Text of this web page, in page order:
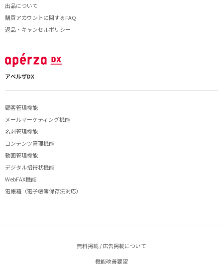
出品について
購買アカウントに関するFAQ
返品・キャンセルポリシー
アペルザDX
顧客管理機能
メールマーケティング機能
名刺管理機能
コンテンツ管理機能
動画管理機能
デジタル招待状機能
WebFAX機能
電帳箱（電子帳簿保存法対応）
無料掲載 / 広告掲載について
機能改善要望